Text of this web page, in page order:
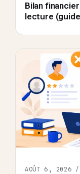
Bilan
lecture
AOÛT 6, 2026